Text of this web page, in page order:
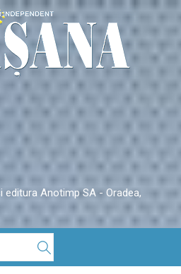
editura Anotimp SA - Oradea,